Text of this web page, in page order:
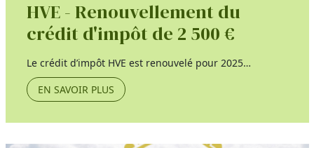
HVE - Renouvellement du
crédit d'impôt de 2 500 €
Le crédit d’impôt HVE est renouvelé pour 2025…
EN SAVOIR PLUS